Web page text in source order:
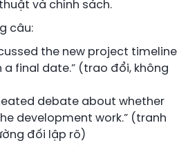
và chính sách.
câu:
the new project timeline
a final date.” (trao đổi, không
debate about whether
development work.” (tranh
đối lập rõ)